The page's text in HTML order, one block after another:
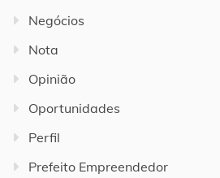
Negócios
Nota
Opinião
Oportunidades
Perfil
Prefeito Empreendedor